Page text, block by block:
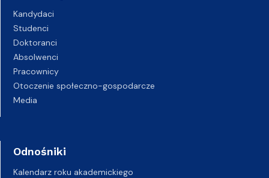
Kandydaci
Studenci
Doktoranci
Absolwenci
Pracownicy
Otoczenie społeczno-gospodarcze
Media
Odnośniki
Kalendarz roku akademickiego